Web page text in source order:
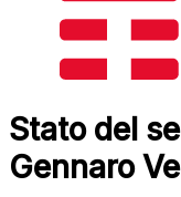
Stato del
Gennaro